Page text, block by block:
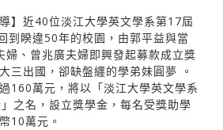
】近40位淡江大學英文學系第17屆
到睽違50年的校園，由郭平益與當
婦、曾兆廣夫婦即興發起募款成立獎
三出國，卻缺盤纒的學弟妹圓夢 。
160萬元，將以「淡江大學英文學系
之名，設立獎學金，每名受獎助學
10萬元。